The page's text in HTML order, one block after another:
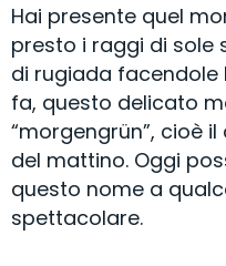
Hai presente quel
presto i raggi di sole
di rugiada facendole
fa, questo delicato
“morgengrün”, cioè
del mattino. Oggi
questo nome a
spettacolare.